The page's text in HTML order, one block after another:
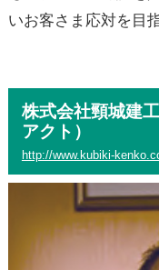
いお客さま応対を目
株式会社頸城建
アクト）
http://www.kubiki-